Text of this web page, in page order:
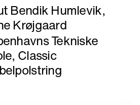
Bendik Humlevik,
Krøjgaard
Tekniske
, Classic